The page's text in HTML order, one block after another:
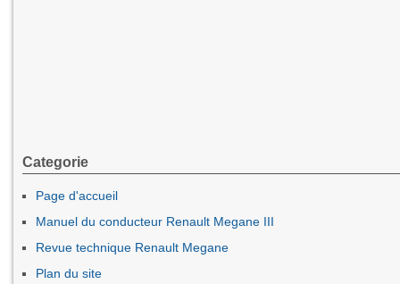
Categorie
Page d'accueil
Manuel du conducteur Renault Megane III
Revue technique Renault Megane
Plan du site